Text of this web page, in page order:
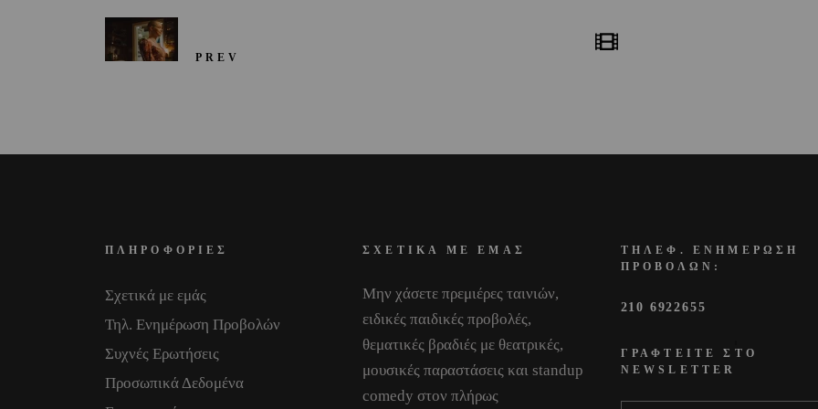
PREV
ΠΛΗΡΟΦΟΡΙΕΣ
Σχετικά με εμάς
Τηλ. Ενημέρωση Προβολών
Συχνές Ερωτήσεις
Προσωπικά Δεδομένα
ΣΧΕΤΙΚΑ ΜΕ ΕΜΑΣ
Μην χάσετε πρεμιέρες ταινιών,
ειδικές παιδικές προβολές,
θεματικές βραδιές με θεατρικές,
μουσικές παραστάσεις και standup
comedy στον πλήρως
ΤΗΛΕΦ. ΕΝΗΜΕΡΩΣΗ
ΠΡΟΒΟΛΩΝ:
210 6922655
ΓΡΑΦΤΕΙΤΕ ΣΤΟ
NEWSLETTER